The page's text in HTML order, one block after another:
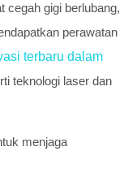
cegah gigi berlubang,
perawatan
terbaru dalam
teknologi laser dan
menjaga